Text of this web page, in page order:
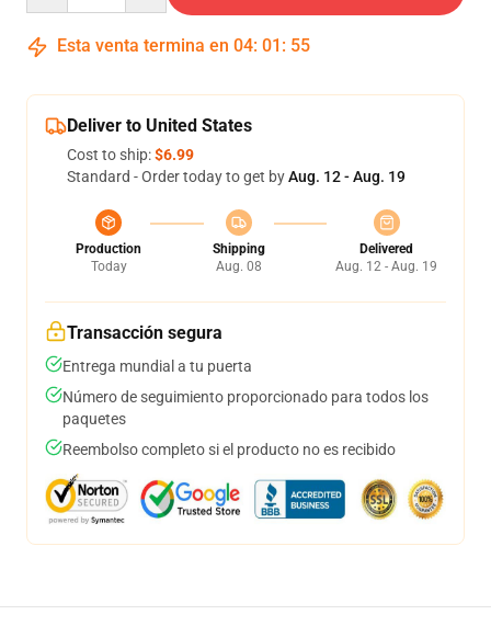
Esta venta termina en 04: 01 : 55
Deliver to United States
Cost to ship:$6.99
Standard - Order today to get byAug. 12 - Aug. 19
Production
Today
Shipping
Aug. 08
Delivered
Aug. 12 - Aug. 19
Transacción segura
Entrega mundial a tu puerta
Número de seguimiento proporcionado para todos los
paquetes
Reembolso completo si el producto no es recibido